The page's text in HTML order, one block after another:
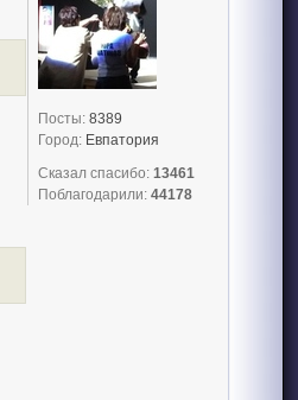
Посты: 8389
Город: Евпатория
Сказал спасибо: 13461
Поблагодарили: 44178